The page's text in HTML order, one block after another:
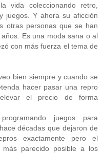
vida coleccionando retro,
juegos. Y ahora su aficción
otras personas que se han
Es una moda sana o al
con más fuerza el tema de
bien siempre y cuando se
hacer pasar una repro
el precio de forma
juegos para
décadas que dejaron de
exactamente pero el
parecido posible a los